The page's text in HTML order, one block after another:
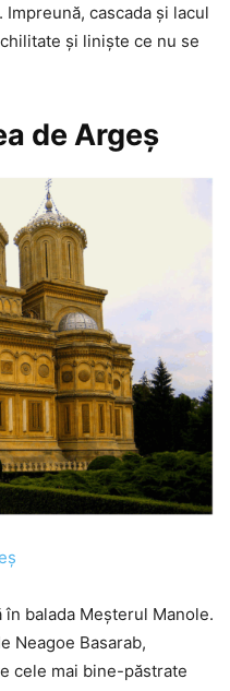
Impreună, cascada și lacul
și liniște ce nu se
de Argeș
balada Meșterul Manole.
Neagoe Basarab,
cele mai bine-păstrate